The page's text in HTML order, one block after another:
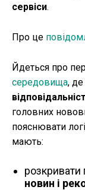
сервіси.
Про це
Йдеться про
середовища,
головних
пояснювати
мають:
розкривати
новин і